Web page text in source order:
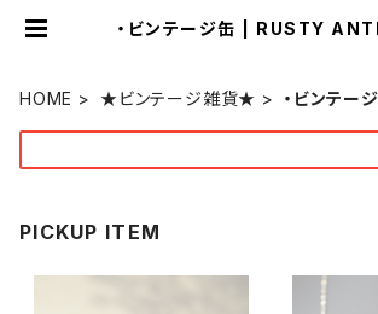
・ビンテージ缶 | RUSTY
HOME
★ビンテージ雑貨★ ・ビンテー
PICKUP ITEM